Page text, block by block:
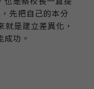
先把自己的本分
是建立差異化，
功。